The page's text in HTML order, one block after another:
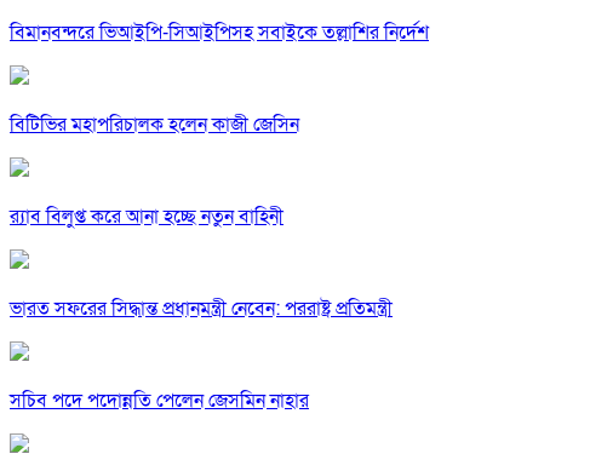
বিমানবন্দরে ভিআইপি-সিআইপিসহ সবাইকে তল্লাশির নির্দেশ
বিটিভির মহাপরিচালক হলেন কাজী জেসিন
র‍্যাব বিলুপ্ত করে আনা হচ্ছে নতুন বাহিনী
ভারত সফরের সিদ্ধান্ত প্রধানমন্ত্রী নেবেন: পররাষ্ট্র প্রতিমন্ত্রী
সচিব পদে পদোন্নতি পেলেন জেসমিন নাহার